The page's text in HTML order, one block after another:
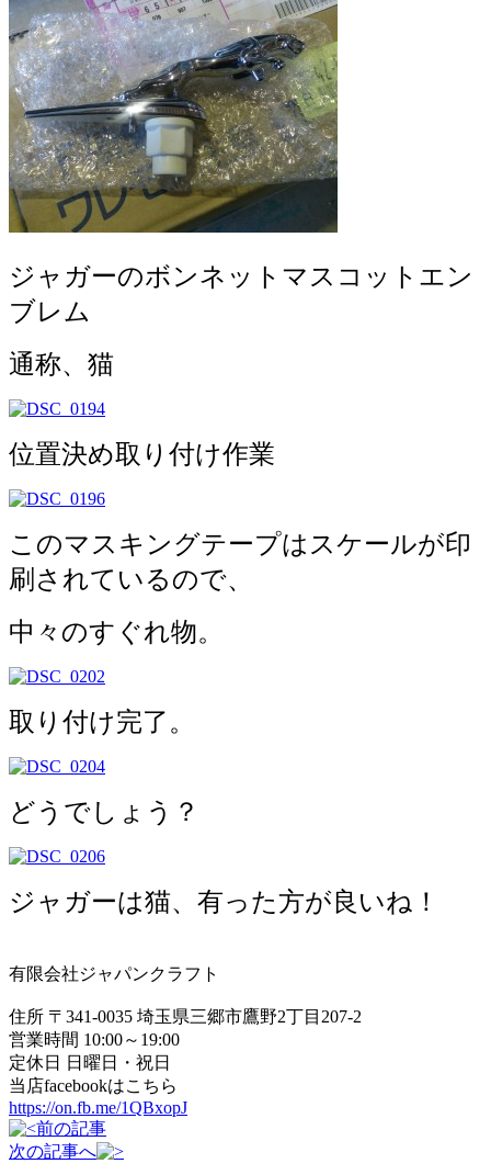
ジャガーのボンネットマスコットエン
ブレム
通称、猫
位置決め取り付け作業
このマスキングテープはスケールが印
刷されているので、
中々のすぐれ物。
取り付け完了。
どうでしょう？
ジャガーは猫、有った方が良いね！
有限会社ジャパンクラフト
住所 〒341-0035 埼玉県三郷市鷹野2丁目207-2
営業時間 10:00～19:00
定休日 日曜日・祝日
当店facebookはこちら
https://on.fb.me/1QBxopJ
前の記事
次の記事へ